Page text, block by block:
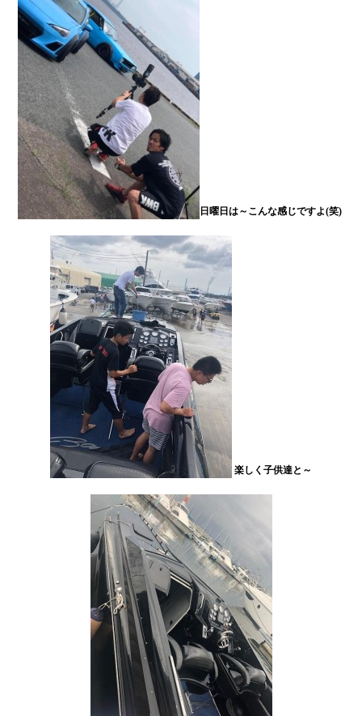
日曜日は～こんな感じですよ(笑)
楽しく子供達と～